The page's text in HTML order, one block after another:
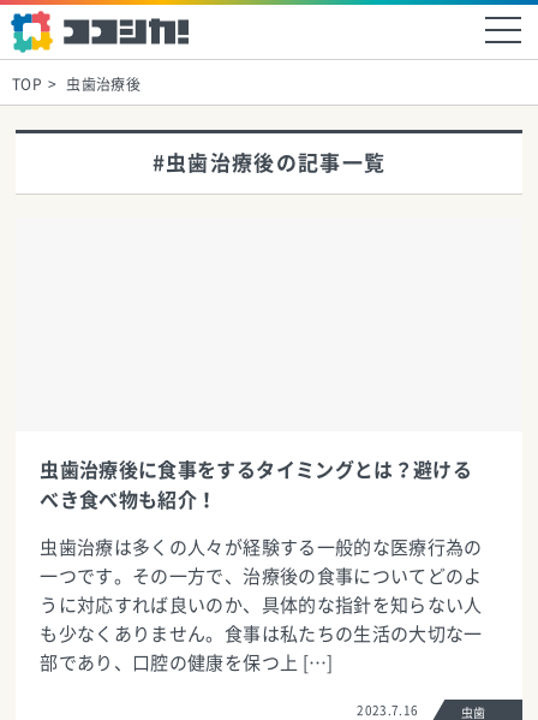
TOP 虫歯治療後
#虫歯治療後の記事一覧
虫歯治療後に食事をするタイミングとは？避ける
べき食べ物も紹介！
虫歯治療は多くの人々が経験する一般的な医療行為の
一つです。その一方で、治療後の食事についてどのよ
うに対応すれば良いのか、具体的な指針を知らない人
も少なくありません。食事は私たちの生活の大切な一
部であり、口腔の健康を保つ上 […]
2023.7.16 虫歯